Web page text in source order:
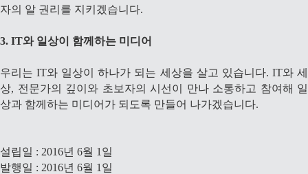
자의 알 권리를 지키겠습니다.
3. IT와 일상이 함께하는 미디어
우리는 IT와 일상이 하나가 되는 세상을 살고 있습니다. IT와 세
상, 전문가의 깊이와 초보자의 시선이 만나 소통하고 참여해 일
상과 함께하는 미디어가 되도록 만들어 나가겠습니다.
설립일 : 2016년 6월 1일
발행일 : 2016년 6월 1일